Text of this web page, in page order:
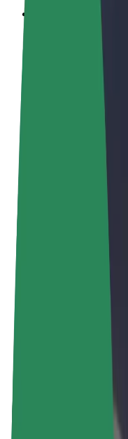
Sasniedz vairāk
Reģistrējies kā
Pievieno savu
Tavam